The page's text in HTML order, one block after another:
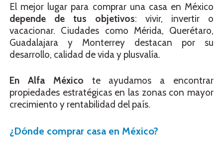
El mejor lugar para comprar una casa en México
depende de tus objetivos: vivir, invertir o
vacacionar. Ciudades como Mérida, Querétaro,
Guadalajara y Monterrey destacan por su
desarrollo, calidad de vida y plusvalía.
En Alfa México te ayudamos a encontrar
propiedades estratégicas en las zonas con mayor
crecimiento y rentabilidad del país.
¿Dónde comprar casa en México?